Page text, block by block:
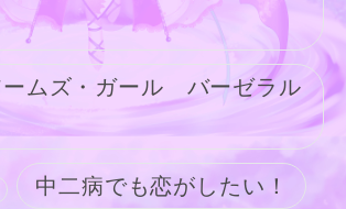
ームズ・ガール バーゼラル
中二病でも恋がしたい！